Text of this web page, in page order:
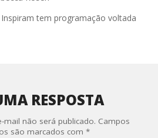
tem programação voltada
RESPOSTA
mail não será publicado. Campos
são marcados com*